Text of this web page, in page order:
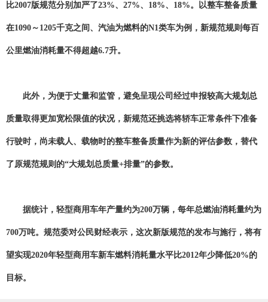
比2007版规范分别加严了23%、27%、18%、18%。以整车整备质量
在1090～1205千克之间、汽油为燃料的N1类车为例，新规范规则每百
公里燃油消耗量不得超越6.7升。
此外，为便于丈量和监管，避免呈现公司经过申报较高大规划总
质量取得更加宽松限值的状况，新规范还挑选将轿车正常条件下准备
行驶时，尚未载人、载物时的整车整备质量作为新的评估参数，替代
了原规范规则的“大规划总质量+排量”的参数。
据统计，轻型商用车年产量约为200万辆，每年总燃油消耗量约为
700万吨。规范委对公民财经表示，这次新版规范的发布与施行，将有
望实现2020年轻型商用车新车燃料消耗量水平比2012年少降低20%的
目标。